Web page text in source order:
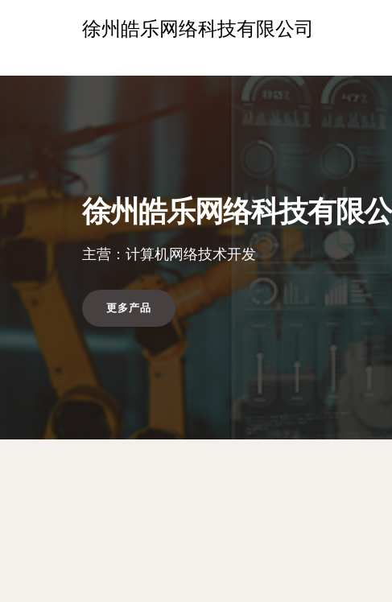
徐州皓乐网络科技有限公司
徐州皓乐网络科技有限
主营：计算机网络技术开发
更多产品